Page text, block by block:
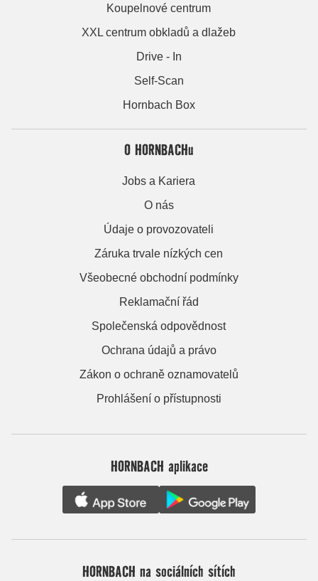
Koupelnové centrum
XXL centrum obkladů a dlažeb
Drive - In
Self-Scan
Hornbach Box
O HORNBACHu
Jobs a Kariera
O nás
Údaje o provozovateli
Záruka trvale nízkých cen
Všeobecné obchodní podmínky
Reklamační řád
Společenská odpovědnost
Ochrana údajů a právo
Zákon o ochraně oznamovatelů
Prohlášení o přístupnosti
HORNBACH aplikace
HORNBACH na sociálních sítích